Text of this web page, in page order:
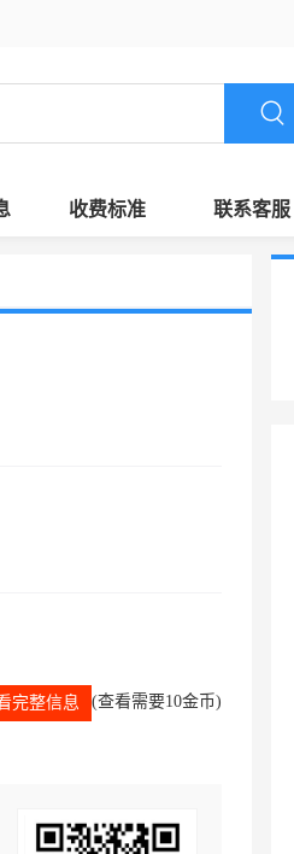
收费标准 联系客服
完整信息 (查看需要10金币)